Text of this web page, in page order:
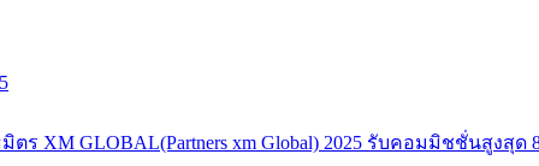
XM GLOBAL(Partners xm Global) 2025 รับคอมมิชชั่นสูงสุด